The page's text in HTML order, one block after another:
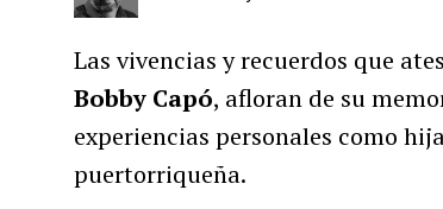
Las vivencias y recuerdos que
Bobby Capó, afloran de su
experiencias personales como
puertorriqueña.